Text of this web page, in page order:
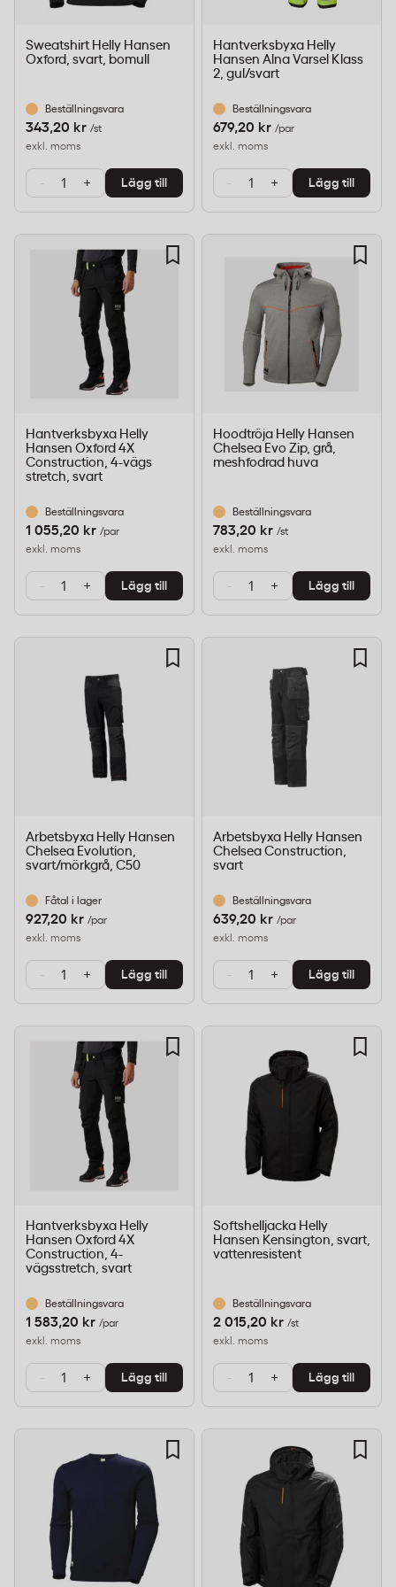
Sweatshirt Helly Hansen
Oxford, svart, bomull
Beställningsvara
343,20 kr /st
exkl. moms
- + Lägg till
Hantverksbyxa Helly
Hansen Alna Varsel Klass
2, gul/svart
Beställningsvara
679,20 kr /par
exkl. moms
- + Lägg till
Hantverksbyxa Helly
Hansen Oxford 4X
Construction, 4-vägs
stretch, svart
Beställningsvara
1 055,20 kr /par
exkl. moms
- + Lägg till
Hoodtröja Helly Hansen
Chelsea Evo Zip, grå,
meshfodrad huva
Beställningsvara
783,20 kr /st
exkl. moms
- + Lägg till
Arbetsbyxa Helly Hansen
Chelsea Evolution,
svart/mörkgrå, C50
Fåtal i lager
927,20 kr /par
exkl. moms
- + Lägg till
Arbetsbyxa Helly Hansen
Chelsea Construction,
svart
Beställningsvara
639,20 kr /par
exkl. moms
- + Lägg till
Hantverksbyxa Helly
Hansen Oxford 4X
Construction, 4-
vägsstretch, svart
Beställningsvara
1 583,20 kr /par
exkl. moms
- + Lägg till
Softshelljacka Helly
Hansen Kensington, svart,
vattenresistent
Beställningsvara
2 015,20 kr /st
exkl. moms
- + Lägg till